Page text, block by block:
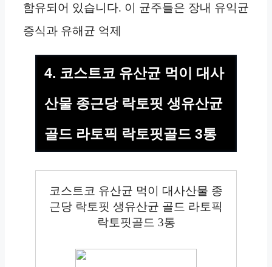
함유되어 있습니다. 이 균주들은 장내 유익균
증식과 유해균 억제
4. 코스트코 유산균 먹이 대사
산물 종근당 락토핏 생유산균
골드 라토픽 락토핏골드 3통
코스트코 유산균 먹이 대사산물 종
근당 락토핏 생유산균 골드 라토픽
락토핏골드 3통